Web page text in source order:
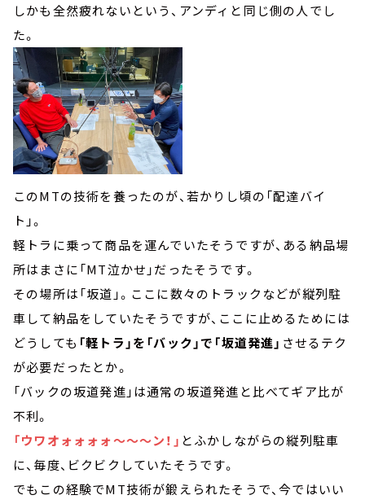
しかも全然疲れないという、アンディと同じ側の人でし
た。
このMTの技術を養ったのが、若かりし頃の「配達バイ
ト」。
軽トラに乗って商品を運んでいたそうですが、ある納品場
所はまさに「MT泣かせ」だったそうです。
その場所は「坂道」。ここに数々のトラックなどが縦列駐
車して納品をしていたそうですが、ここに止めるためには
どうしても 「軽トラ」を「バック」で「坂道発進」 させるテク
が必要だったとか。
「バックの坂道発進」は通常の坂道発進と比べてギア比が
不利。
「ウワオォォォォ～～～ン！」 とふかしながらの縦列駐車
に、毎度、ビクビクしていたそうです。
でもこの経験でMT技術が鍛えられたそうで、今ではいい